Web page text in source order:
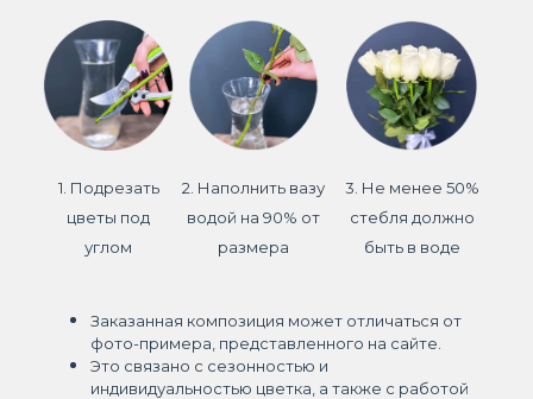
1. Подрезать
цветы под
углом
2. Наполнить вазу
водой на 90% от
размера
3. Не менее 50%
стебля должно
быть в воде
Заказанная композиция может отличаться от
фото-примера, представленного на сайте.
Это связано с сезонностью и
индивидуальностью цветка, а также с работой